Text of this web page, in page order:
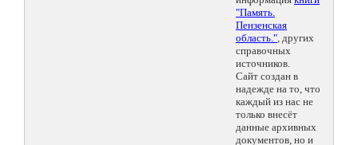
"Память.
Пензенская
область.", других
справочных
источников.
Сайт создан в
надежде на то, что
каждый из нас не
только внесёт
данные архивных
документов, но и